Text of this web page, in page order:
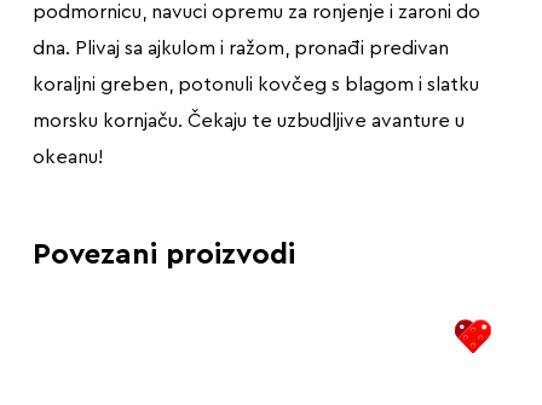
podmornicu, navuci opremu za ronjenje i zaroni do
dna. Plivaj sa ajkulom i ražom, pronađi predivan
koraljni greben, potonuli kovčeg s blagom i slatku
morsku kornjaču. Čekaju te uzbudljive avanture u
okeanu!
Povezani proizvodi